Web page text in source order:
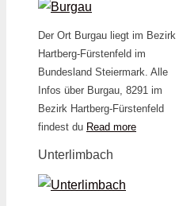
Der Ort Burgau liegt im Bezirk
Hartberg-Fürstenfeld im
Bundesland Steiermark. Alle
Infos über Burgau, 8291 im
Bezirk Hartberg-Fürstenfeld
findest du Read more
Unterlimbach